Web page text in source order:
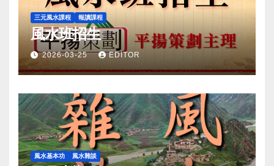
三元風水課程 報讀課程
風水班招生
2026-03-25 EDITOR
風水基本功 風水雜談